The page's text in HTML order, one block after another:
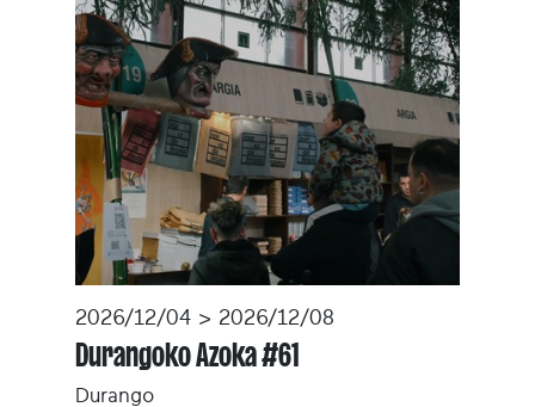
2026/12/04 > 2026/12/08
Durangoko Azoka #61
Durango